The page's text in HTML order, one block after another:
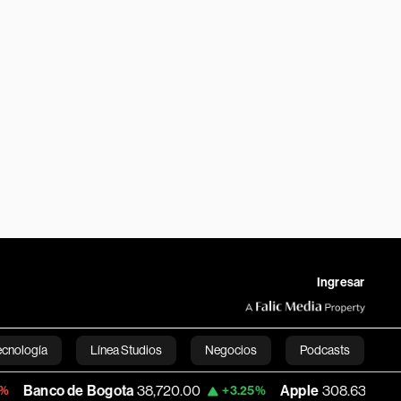
Ingresar
Línea Studios Negocios Podcasts
English
38,720.00 +3.25% Apple 308.63 -7.53% USD